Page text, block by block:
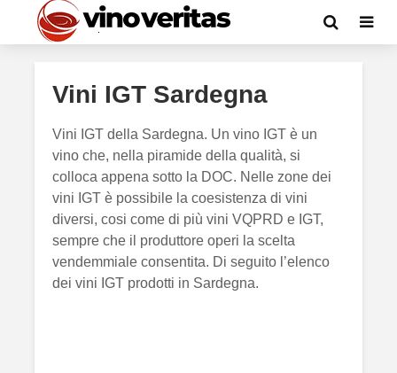
Vini IGT Sardegna
Vini IGT della Sardegna. Un vino IGT è un
vino che, nella piramide della qualità, si
colloca appena sotto la DOC. Nelle zone dei
vini IGT è possibile la coesistenza di vini
diversi, cosi come di più vini VQPRD e IGT,
sempre che il produttore operi la scelta
vendemmiale consentita. Di seguito l’elenco
dei vini IGT prodotti in Sardegna.